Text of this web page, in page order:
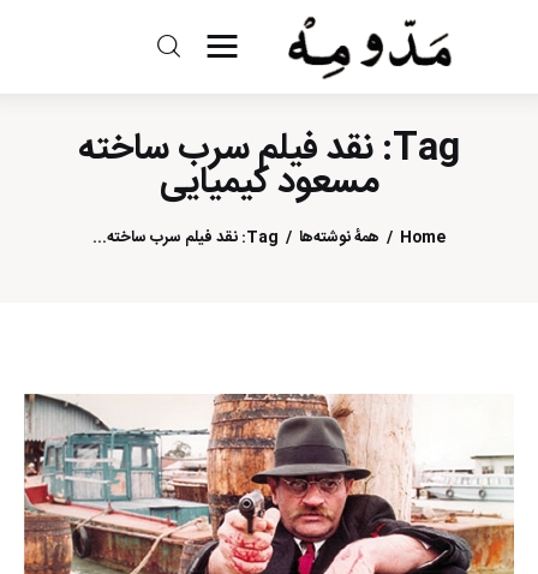
Tag: نقد فیلم سرب ساخته
مسعود کیمیایی
Home همهٔ نوشته‌ها Tag: نقد فیلم سرب ساخته...
مد و مه
ادبیات
سینما
درباره ما